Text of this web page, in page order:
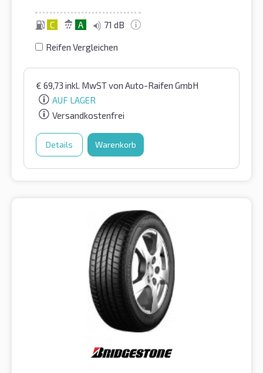
C A 71 dB
Reifen Vergleichen
€ 69,73 inkl. MwSTvon Auto-Raifen GmbH
AUF LAGER
Versandkostenfrei
Details Warenkorb